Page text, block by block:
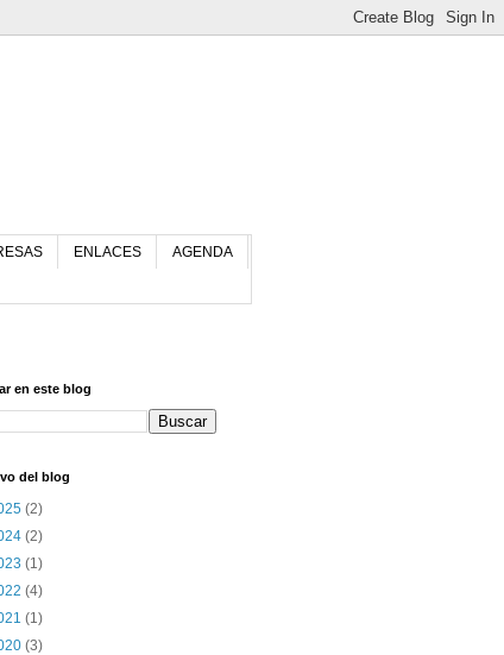
ENLACES AGENDA
en este blog
del blog
(2)
(2)
(1)
(4)
(1)
(3)